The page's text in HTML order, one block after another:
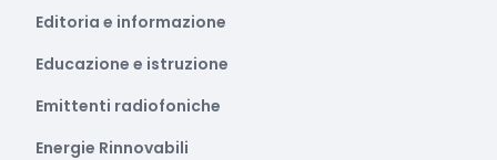
Editoria e informazione
Educazione e istruzione
Emittenti radiofoniche
Energie Rinnovabili